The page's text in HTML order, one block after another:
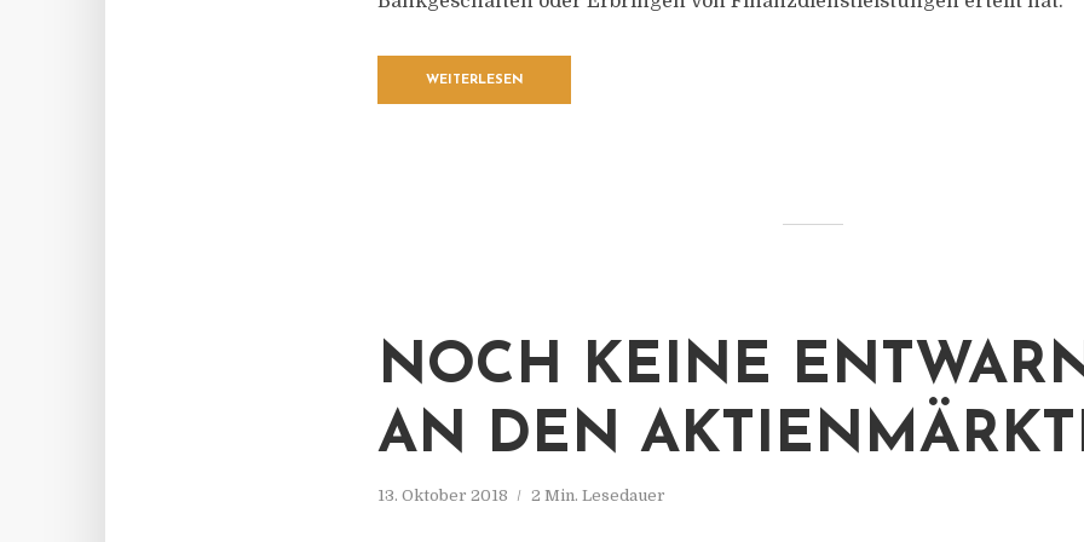
WEITERLESEN
NOCH KEINE
AN DEN
13. Oktober 2018 2 Min. Lesedauer